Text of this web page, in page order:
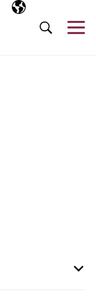
Ausgewählte
DE
Suche